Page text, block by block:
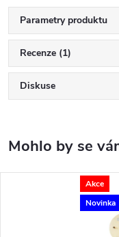
Parametry produktu
Recenze (1)
Diskuse
Akce
Novinka